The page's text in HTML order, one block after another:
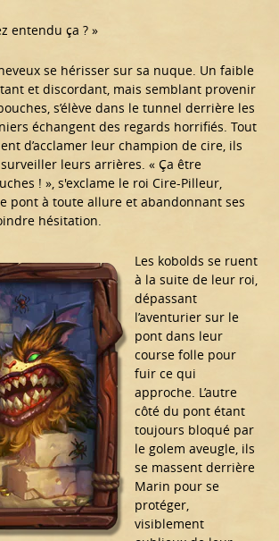
entendu ça ? »
se hérisser sur sa nuque. Un faible
et discordant, mais semblant provenir
s’élève dans le tunnel derrière les
échangent des regards horrifiés. Tout
d’acclamer leur champion de cire, ils
leurs arrières. « Ça être
! », s'exclame le roi Cire-Pilleur,
pont à toute allure et abandonnant ses
hésitation.
Les kobolds se ruent
à la suite de leur roi,
dépassant
l’aventurier sur le
pont dans leur
course folle pour
fuir ce qui
approche. L’autre
côté du pont étant
toujours bloqué par
le golem aveugle, ils
se massent derrière
Marin pour se
protéger,
visiblement